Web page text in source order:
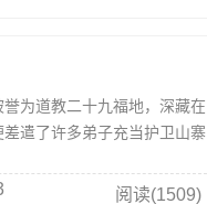
为道教二十九福地，深藏在
遣了许多弟子充当护卫山寨
阅读(1509)